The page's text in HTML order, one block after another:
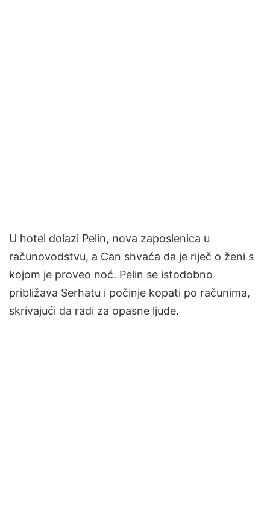
U hotel dolazi Pelin, nova zaposlenica u
računovodstvu, a Can shvaća da je riječ o ženi s
kojom je proveo noć. Pelin se istodobno
približava Serhatu i počinje kopati po računima,
skrivajući da radi za opasne ljude.